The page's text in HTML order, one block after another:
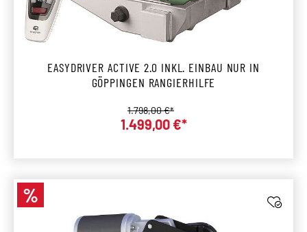
EASYDRIVER ACTIVE 2.0 INKL. EINBAU NUR IN
GÖPPINGEN RANGIERHILFE
Verkaufspreis:
1.499,00 €*
Regulärer Preis:
1.798,00 €*
Rabatt
%